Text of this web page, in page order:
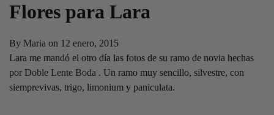
Flores para Lara
By Maria on 12 enero, 2015
Lara me mandó el otro día las fotos de su ramo de novia hechas
por Doble Lente Boda . Un ramo muy sencillo, silvestre, con
siemprevivas, trigo, limonium y paniculata.